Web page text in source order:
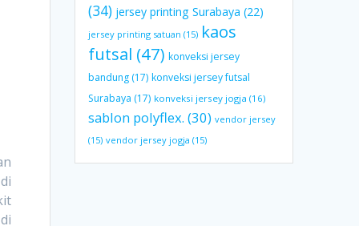
(34) jersey printing Surabaya (22)
jersey printing satuan (15) kaos
futsal (47) konveksi jersey
bandung (17) konveksi jersey futsal
Surabaya (17) konveksi jersey jogja (16)
sablon polyflex. (30) vendor jersey
(15) vendor jersey jogja (15)